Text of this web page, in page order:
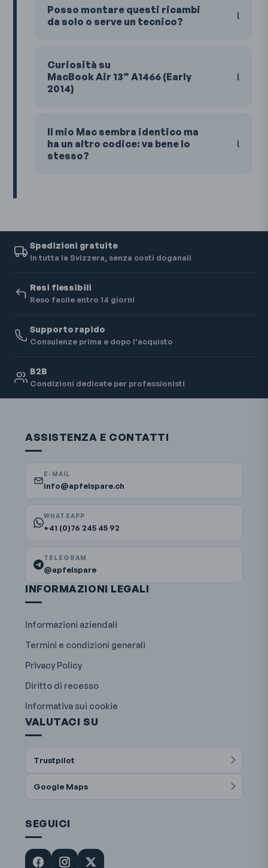
Posso montare questi ricambi
da solo o serve un tecnico?
Curiosità su
MacBook Air 13” A1466 (Early
2014)
Il mio Mac sembra identico ma
ha un altro codice: va bene lo
stesso?
Spedizioni gratuite
In tutta la Svizzera, senza costi doganali
Resi flessibili
Reso facile entro 14 giorni
Supporto rapido
Consulenze prima e dopo l'acquisto
B2B
Condizioni dedicate per professionisti
ASSISTENZA E CONTATTI
E-MAIL
info@apfelspare.ch
WHATSAPP
+41 (0)76 245 45 92
TELEGRAM
@apfelspare
INFORMAZIONI LEGALI
Informazioni aziendali
Termini e condizioni generali
Privacy Policy
Diritto di recesso
Informativa sui cookie
VALUTACI SU
Trustpilot
Google Maps
SEGUICI